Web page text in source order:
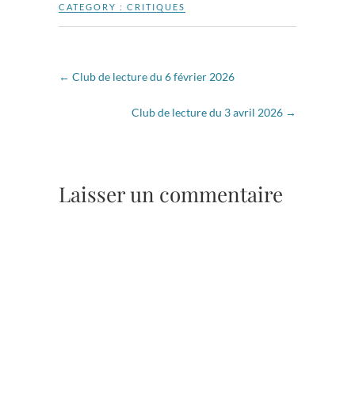
CATEGORY : CRITIQUES
← Club de lecture du 6 février 2026
Club de lecture du 3 avril 2026 →
Laisser un commentaire